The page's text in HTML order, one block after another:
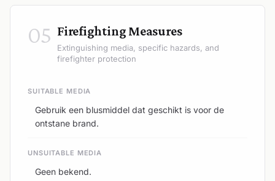
05 Firefighting Measures
Extinguishing media, specific hazards, and
firefighter protection
SUITABLE MEDIA
Gebruik een blusmiddel dat geschikt is voor de
ontstane brand.
UNSUITABLE MEDIA
Geen bekend.